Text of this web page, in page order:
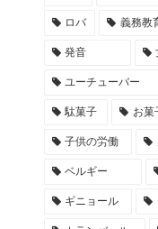
ロバ 義務教
発音
ユーチューバー
駄菓子 お菓
子供の労働
ベルギー
ギニョール